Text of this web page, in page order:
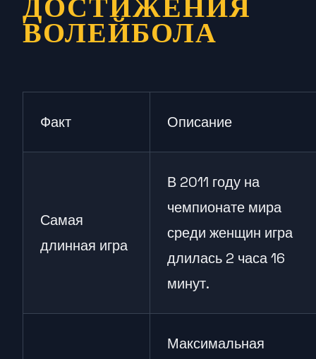
ДОСТИЖЕНИЯ
ВОЛЕЙБОЛА
Факт Описание
Самая
длинная игра
В 2011 году на
чемпионате мира
среди женщин игра
длилась 2 часа 16
минут.
Максимальная